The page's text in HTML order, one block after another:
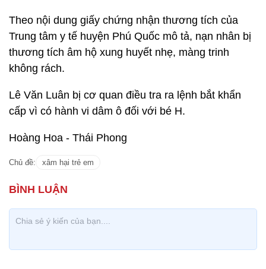
Theo nội dung giấy chứng nhận thương tích của
Trung tâm y tế huyện Phú Quốc mô tả, nạn nhân bị
thương tích âm hộ xung huyết nhẹ, màng trinh
không rách.
Lê Văn Luân bị cơ quan điều tra ra lệnh bắt khẩn
cấp vì có hành vi dâm ô đối với bé H.
Hoàng Hoa - Thái Phong
Chủ đề: xâm hại trẻ em